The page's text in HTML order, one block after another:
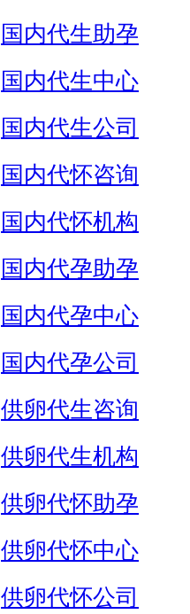
国内代生助孕
国内代生中心
国内代生公司
国内代怀咨询
国内代怀机构
国内代孕助孕
国内代孕中心
国内代孕公司
供卵代生咨询
供卵代生机构
供卵代怀助孕
供卵代怀中心
供卵代怀公司